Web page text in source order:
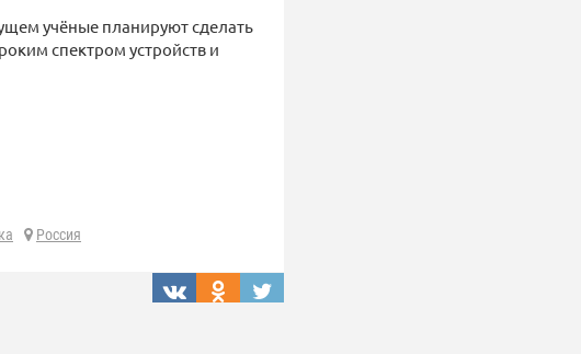
учёные планируют сделать
спектром устройств и
Россия